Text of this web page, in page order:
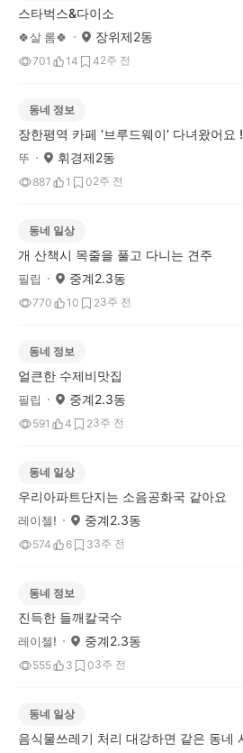
스타벅스&다이소
🍀살 롬🍀 장위제2동
701 14 42주 전
동네 정보
장한평역 카페 ‘브루드웨이’ 다녀왔어요 !
뚜 휘경제2동
887 1 02주 전
동네 일상
개 산책시 목줄을 풀고 다니는 견주
필립 중계2.3동
770 10 23주 전
동네 정보
얼큰한 수제비맛집
필립 중계2.3동
591 4 23주 전
동네 일상
우리아파트단지는 소음공화국 같아요
레이첼! 중계2.3동
574 6 33주 전
동네 정보
진득한 들깨칼국수
레이첼! 중계2.3동
555 3 03주 전
동네 일상